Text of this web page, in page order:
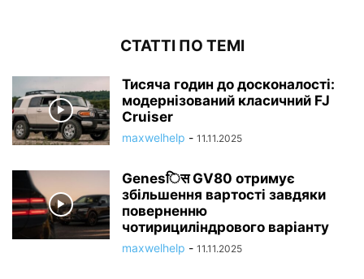
СТАТТІ ПО ТЕМІ
Тисяча годин до досконалості:
модернізований класичний FJ
Cruiser
maxwelhelp - 11.11.2025
Genesिस GV80 отримує
збільшення вартості завдяки
поверненню
чотирициліндрового варіанту
maxwelhelp - 11.11.2025